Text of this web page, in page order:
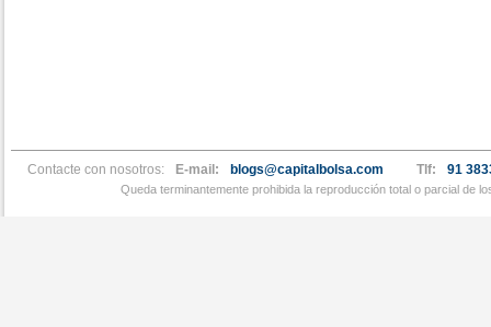
Contacte con nosotros: E-mail: blogs@capitalbolsa.com Tlf: 91
Queda terminantemente prohibida la reproducción total o parcial de